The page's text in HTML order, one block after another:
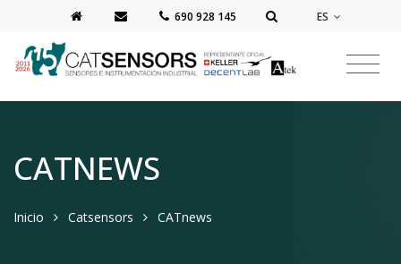
‭690 928 145‬ ES
CATNEWS
Inicio Catsensors CATnews